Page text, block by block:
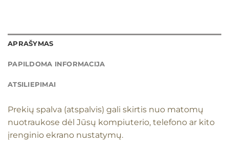
APRAŠYMAS
PAPILDOMA INFORMACIJA
ATSILIEPIMAI
Prekių spalva (atspalvis) gali skirtis nuo matomų
nuotraukose dėl Jūsų kompiuterio, telefono ar kito
įrenginio ekrano nustatymų.